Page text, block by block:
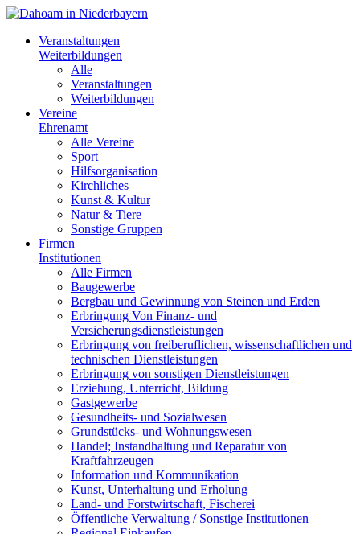
Veranstaltungen
Weiterbildungen
Alle
Veranstaltungen
Weiterbildungen
Vereine
Ehrenamt
Alle Vereine
Sport
Hilfsorganisation
Kirchliches
Kunst & Kultur
Natur & Tiere
Sonstige Gruppen
Firmen
Institutionen
Alle Firmen
Baugewerbe
Bergbau und Gewinnung von Steinen und Erden
Erbringung Von Finanz- und
Versicherungsdienstleistungen
Erbringung von freiberuflichen, wissenschaftlichen und
technischen Dienstleistungen
Erbringung von sonstigen Dienstleistungen
Erziehung, Unterricht, Bildung
Gastgewerbe
Gesundheits- und Sozialwesen
Grundstücks- und Wohnungswesen
Handel; Instandhaltung und Reparatur von
Kraftfahrzeugen
Information und Kommunikation
Kunst, Unterhaltung und Erholung
Land- und Forstwirtschaft, Fischerei
Öffentliche Verwaltung / Sonstige Institutionen